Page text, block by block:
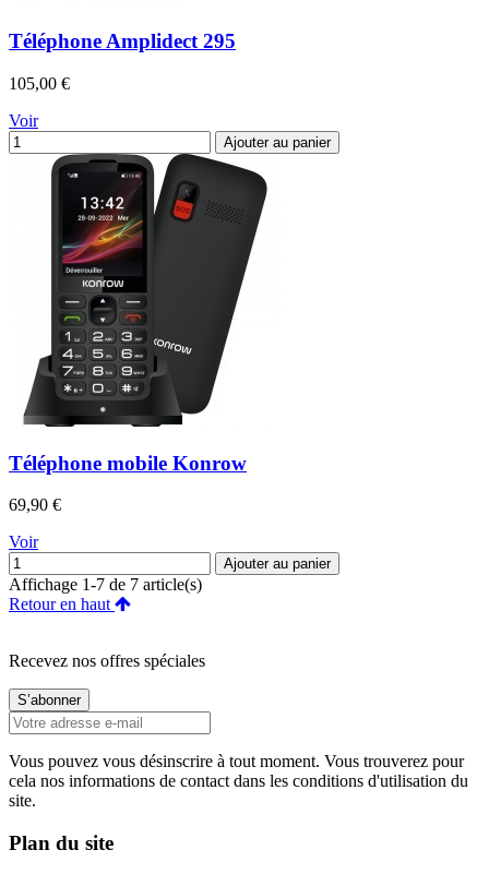
Téléphone Amplidect 295
105,00 €Prix
Voir
Ajouter au panier
Téléphone mobile Konrow
69,90 €Prix
Voir
Ajouter au panier
Affichage 1-7 de 7 article(s)
Retour en haut
Recevez nos offres spéciales
Vous pouvez vous désinscrire à tout moment. Vous trouverez pour
cela nos informations de contact dans les conditions d'utilisation du
site.
Plan du site